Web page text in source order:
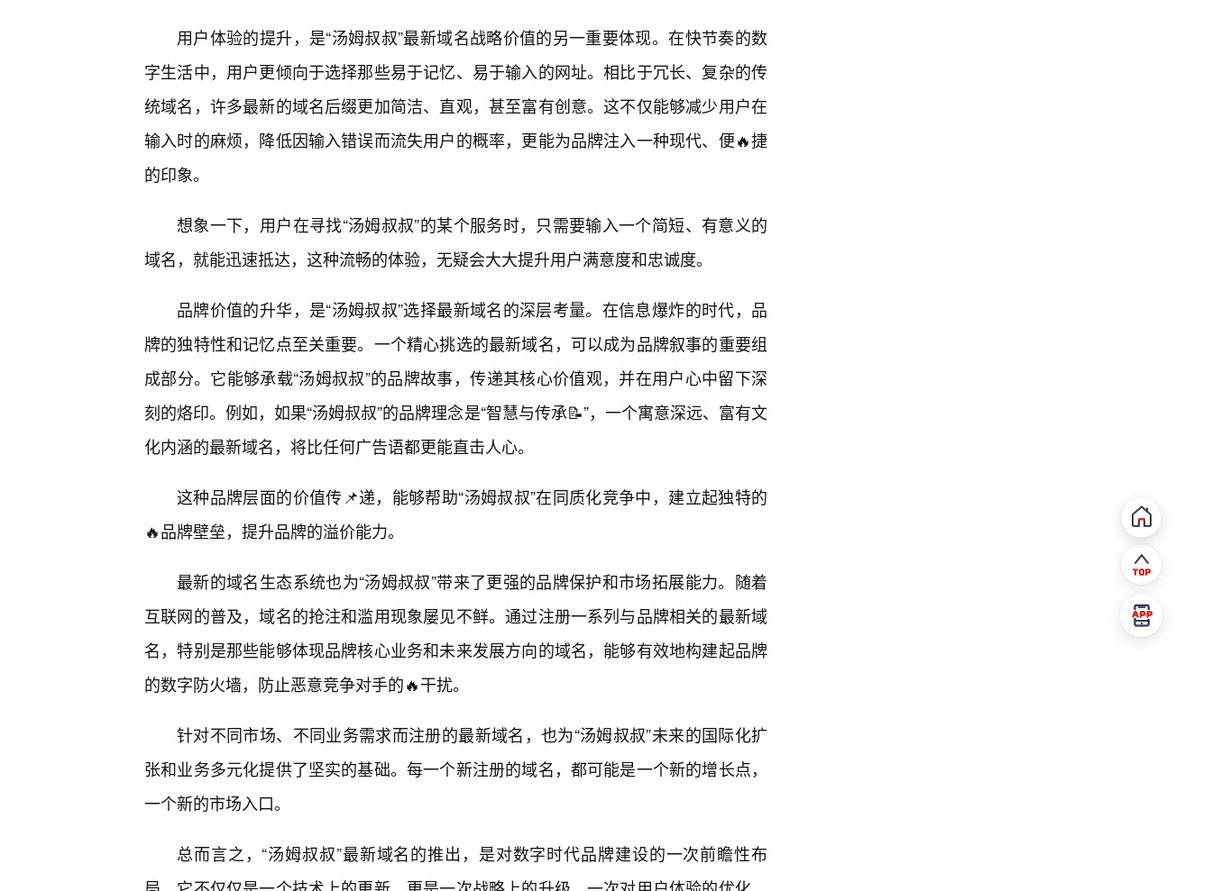
用户体验的提升，是“汤姆叔叔”最新域名战略价值的另一重要体现。在快节奏的数
字生活中，用户更倾向于选择那些易于记忆、易于输入的网址。相比于冗长、复杂的传
统域名，许多最新的域名后缀更加简洁、直观，甚至富有创意。这不仅能够减少用户在
输入时的麻烦，降低因输入错误而流失用户的概率，更能为品牌注入一种现代、便🔥捷
的印象。
想象一下，用户在寻找“汤姆叔叔”的某个服务时，只需要输入一个简短、有意义的
域名，就能迅速抵达，这种流畅的体验，无疑会大大提升用户满意度和忠诚度。
品牌价值的升华，是“汤姆叔叔”选择最新域名的深层考量。在信息爆炸的时代，品
牌的独特性和记忆点至关重要。一个精心挑选的最新域名，可以成为品牌叙事的重要组
成部分。它能够承载“汤姆叔叔”的品牌故事，传递其核心价值观，并在用户心中留下深
刻的烙印。例如，如果“汤姆叔叔”的品牌理念是“智慧与传承📝”，一个寓意深远、富有文
化内涵的最新域名，将比任何广告语都更能直击人心。
这种品牌层面的价值传📌递，能够帮助“汤姆叔叔”在同质化竞争中，建立起独特的
🔥品牌壁垒，提升品牌的溢价能力。
最新的域名生态系统也为“汤姆叔叔”带来了更强的品牌保护和市场拓展能力。随着
互联网的普及，域名的抢注和滥用现象屡见不鲜。通过注册一系列与品牌相关的最新域
名，特别是那些能够体现品牌核心业务和未来发展方向的域名，能够有效地构建起品牌
的数字防火墙，防止恶意竞争对手的🔥干扰。
针对不同市场、不同业务需求而注册的最新域名，也为“汤姆叔叔”未来的国际化扩
张和业务多元化提供了坚实的基础。每一个新注册的域名，都可能是一个新的增长点，
一个新的市场入口。
总而言之，“汤姆叔叔”最新域名的推出，是对数字时代品牌建设的一次前瞻性布